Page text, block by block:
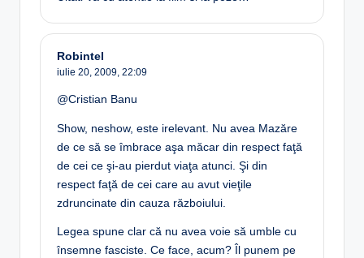
Robintel
iulie 20, 2009, 22:09
@Cristian Banu
Show, neshow, este irelevant. Nu avea Mazăre
de ce să se îmbrace aşa măcar din respect faţă
de cei ce şi-au pierdut viaţa atunci. Şi din
respect faţă de cei care au avut vieţile
zdruncinate din cauza războiului.
Legea spune clar că nu avea voie să umble cu
însemne fasciste. Ce face, acum? Îl punem pe